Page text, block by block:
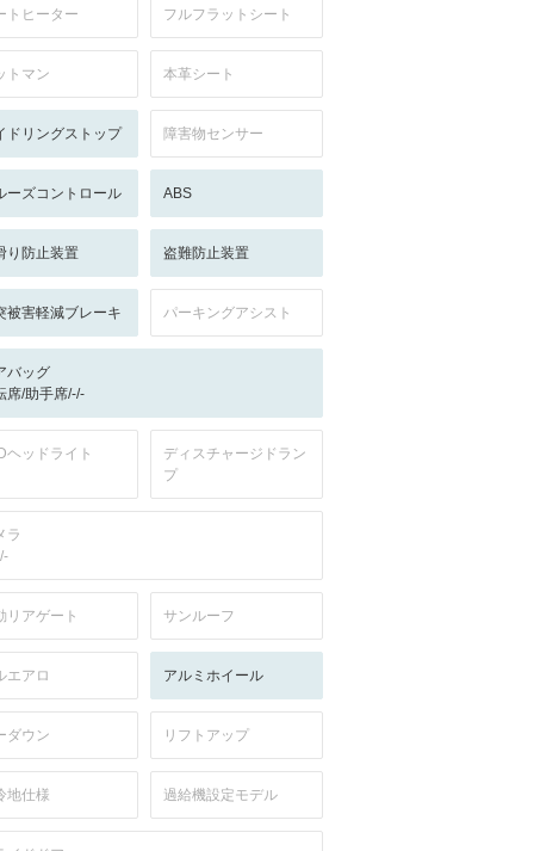
トヒーター フルフラットシート
トマン 本革シート
ドリングストップ 障害物センサー
ーズコントロール ABS
り防止装置 盗難防止装置
被害軽減ブレーキ パーキングアシスト
バッグ
席/助手席/-/-
ヘッドライト
ディスチャージドラン
プ
ラ
リアゲート サンルーフ
エアロ アルミホイール
ダウン リフトアップ
地仕様 過給機設定モデル